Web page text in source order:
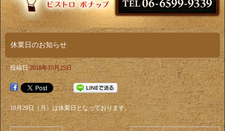
休業日のお知らせ
投稿日 2018年10月25日
10月29日（月）は休業日となっております。